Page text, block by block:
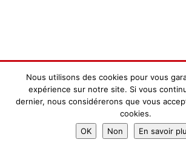
Nous utilisons des cookies pour vous
expérience sur notre site. Si vous
dernier, nous considérerons que vous
cookies.
OK
Non En savoir